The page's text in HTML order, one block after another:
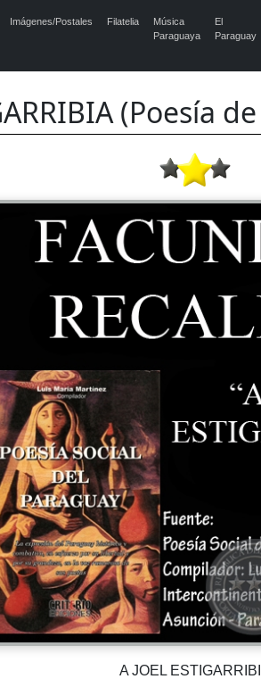
Imágenes/Postales Filatelia
Música
Paraguaya
El
Paraguay
(Poesía
A JOEL